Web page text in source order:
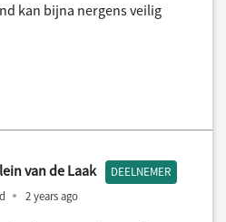
kan bijna nergens veilig
van de Laak DEELNEMER
2 years ago